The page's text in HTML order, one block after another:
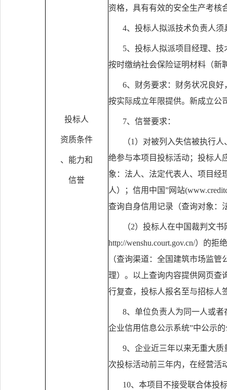
投标人
资质条件
、能力和
信誉
资格，具有有效的安全生产考核
4、投标人拟派技术负责人
5、投标人拟派项目经理、
按时缴纳社会保险证明材料（新
6、财务要求：财务状况良好
按实际成立年限提供。新成立公
7、信誉要求：
（1 ）对被列入失信被执行
绝参与本项目投标活动；投标人
象：法人、法定代表人、项目经
人）；信用中国”网站
查询自身信用记录（查询对象：
（2）投标人在中国裁判文
http://wenshu.court.gov.cn/）的拒
（查询渠道：全国建筑市场监管
理）。以上查询内容提供网页查
行复查，投标人报名至与招标人
8、单位负责人为同一人或
企业信用信息公示系统”中公示
9、企业近三年以来无重大
次投标活动前三年内，在经营活
10、本项目不接受联合体投